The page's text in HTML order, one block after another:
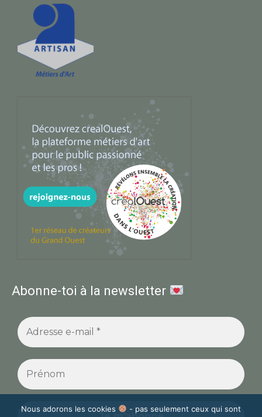
Abonne-toi à la newsletter
Nous adorons les cookies
- pas seulement ceux qui sont